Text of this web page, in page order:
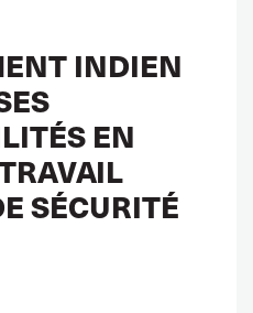
INDIEN
EN
SÉCURITÉ